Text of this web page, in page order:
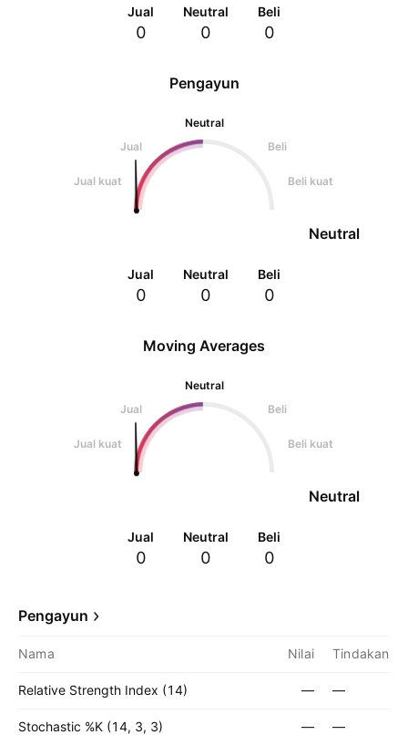
Pengayun
Neutral
Jual
Beli
Jual kuat Beli kuat
Neutral
Jual
0
Neutral
0
Beli
0
Jual
0
Neutral
0
Beli
0
Moving Averages
Neutral
Jual
Beli
Jual kuat Beli kuat
Neutral
Jual
0
Neutral
0
Beli
0
Pengayun
Nama Nilai Tindakan
Relative Strength Index (14) — —
Stochastic %K (14, 3, 3) — —